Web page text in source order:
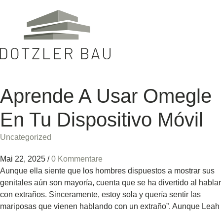
Aprende A Usar Omegle
En Tu Dispositivo Móvil
Uncategorized
Mai 22, 2025 / 0 Kommentare
Aunque ella siente que los hombres dispuestos a mostrar sus
genitales aún son mayoría, cuenta que se ha divertido al hablar
con extraños. Sinceramente, estoy sola y quería sentir las
mariposas que vienen hablando con un extraño”. Aunque Leah